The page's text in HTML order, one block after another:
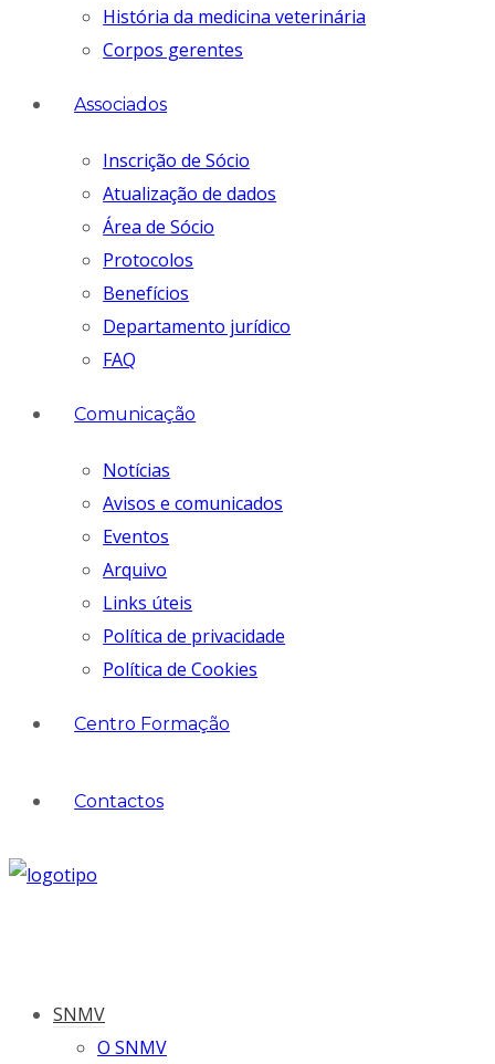
História da medicina veterinária
Corpos gerentes
Associados
Inscrição de Sócio
Atualização de dados
Área de Sócio
Protocolos
Benefícios
Departamento jurídico
FAQ
Comunicação
Notícias
Avisos e comunicados
Eventos
Arquivo
Links úteis
Política de privacidade
Política de Cookies
Centro Formação
Contactos
SNMV
O SNMV